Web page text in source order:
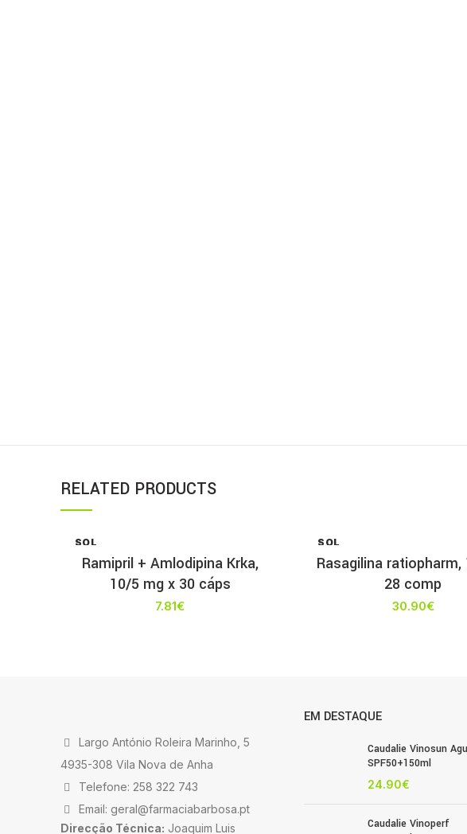
RELATED PRODUCTS
SOL
T
Ramipril + Amlodipina Krka,
10/5 mg x 30 cáps
7.81€
SOL
T
Rasagilina ratiopharm,
28 comp
30.90€
Largo António Roleira Marinho, 5
4935-308 Vila Nova de Anha
Telefone: 258 322 743
Email: geral@farmaciabarbosa.pt
Direcção Técnica: Joaquim Luis
EM DESTAQUE
Caudalie Vinosun
SPF50+150ml
24.90€
Caudalie Vinoperf